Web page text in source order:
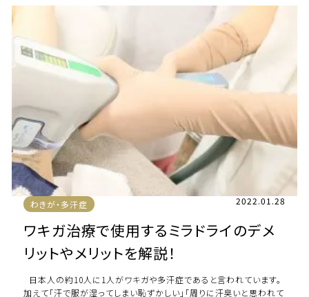
わきが・多汗症 2022.01.28
ワキガ治療で使用するミラドライのデメ
リットやメリットを解説！
日本人の約10人に1人がワキガや多汗症であると言われています。
加えて「汗で服が湿ってしまい恥ずかしい」「周りに汗臭いと思われて